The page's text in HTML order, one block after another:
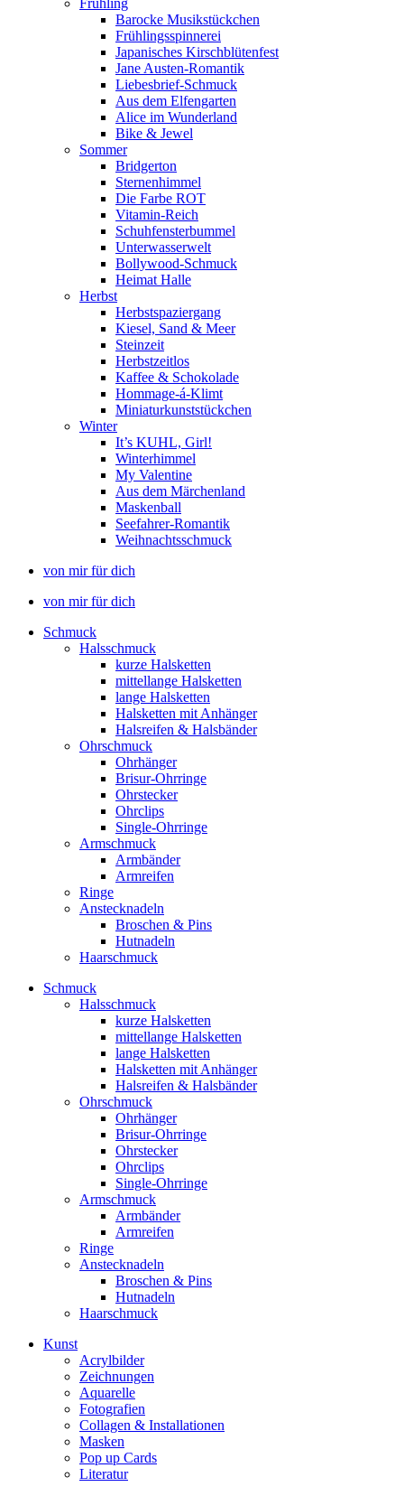
Frühling
Barocke Musikstückchen
Frühlingsspinnerei
Japanisches Kirschblütenfest
Jane Austen-Romantik
Liebesbrief-Schmuck
Aus dem Elfengarten
Alice im Wunderland
Bike & Jewel
Sommer
Bridgerton
Sternenhimmel
Die Farbe ROT
Vitamin-Reich
Schuhfensterbummel
Unterwasserwelt
Bollywood-Schmuck
Heimat Halle
Herbst
Herbstspaziergang
Kiesel, Sand & Meer
Steinzeit
Herbstzeitlos
Kaffee & Schokolade
Hommage-á-Klimt
Miniaturkunststückchen
Winter
It’s KUHL, Girl!
Winterhimmel
My Valentine
Aus dem Märchenland
Maskenball
Seefahrer-Romantik
Weihnachtsschmuck
von mir für dich
von mir für dich
Schmuck
Halsschmuck
kurze Halsketten
mittellange Halsketten
lange Halsketten
Halsketten mit Anhänger
Halsreifen & Halsbänder
Ohrschmuck
Ohrhänger
Brisur-Ohrringe
Ohrstecker
Ohrclips
Single-Ohrringe
Armschmuck
Armbänder
Armreifen
Ringe
Anstecknadeln
Broschen & Pins
Hutnadeln
Haarschmuck
Schmuck
Halsschmuck
kurze Halsketten
mittellange Halsketten
lange Halsketten
Halsketten mit Anhänger
Halsreifen & Halsbänder
Ohrschmuck
Ohrhänger
Brisur-Ohrringe
Ohrstecker
Ohrclips
Single-Ohrringe
Armschmuck
Armbänder
Armreifen
Ringe
Anstecknadeln
Broschen & Pins
Hutnadeln
Haarschmuck
Kunst
Acrylbilder
Zeichnungen
Aquarelle
Fotografien
Collagen & Installationen
Masken
Pop up Cards
Literatur